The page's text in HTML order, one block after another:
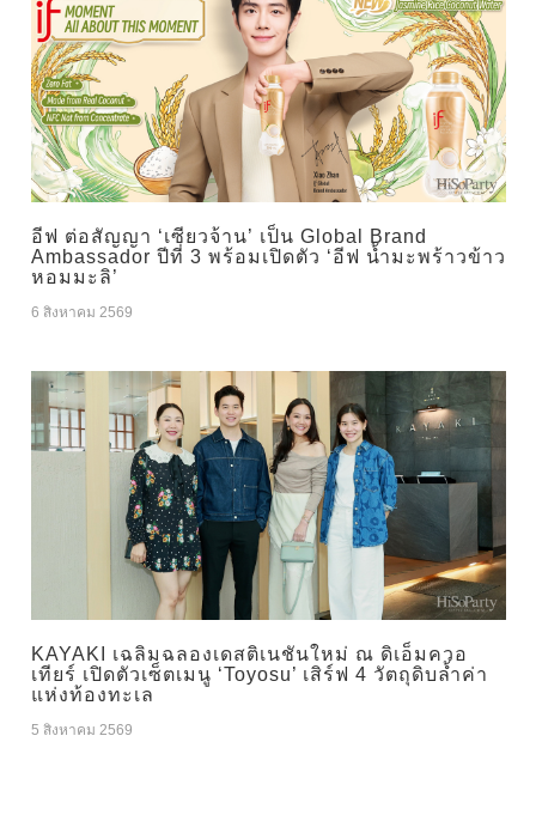
อีฟ ต่อสัญญา ‘เซียวจ้าน’ เป็น Global Brand
Ambassador ปีที่ 3 พร้อมเปิดตัว ‘อีฟ น้ำมะพร้าวข้าว
หอมมะลิ’
6 สิงหาคม 2569
KAYAKI เฉลิมฉลองเดสติเนชันใหม่ ณ ดิเอ็มควอ
เทียร์ เปิดตัวเซ็ตเมนู ‘Toyosu’ เสิร์ฟ 4 วัตถุดิบล้ำค่า
แห่งท้องทะเล
5 สิงหาคม 2569